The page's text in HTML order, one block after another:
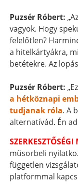
Puzsér Róbert:
vagyok. Hogy
felelőtlen?
a hitelkártyákra,
betétekre. Az
Puzsér Róbert:
a hétköznapi
tudjanak róla. A
alternatívád. Én
SZERKESZTŐSÉGI
műsorbeli
független
platformmal